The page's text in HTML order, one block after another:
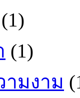
(1)
(1)
มงาม